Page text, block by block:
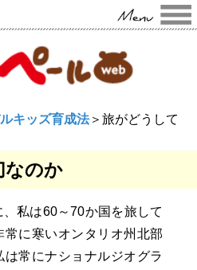
キッズ育成法＞旅がどうして
なのか
私は60～70か国を旅して
常に寒いオンタリオ州北部
常にナショナルジオグラ